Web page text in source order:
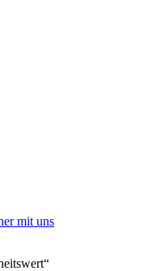
mit uns